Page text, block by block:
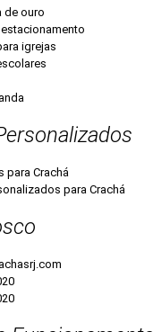
de ouro
igrejas
para Crachá
para Crachá